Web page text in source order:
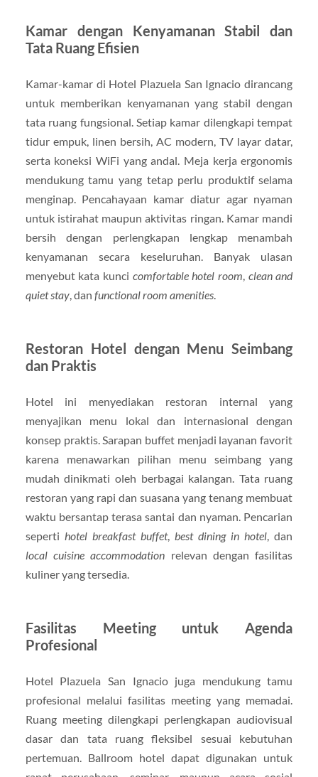
Kamar dengan Kenyamanan Stabil dan
Tata Ruang Efisien
Kamar-kamar di Hotel Plazuela San Ignacio dirancang
untuk memberikan kenyamanan yang stabil dengan
tata ruang fungsional. Setiap kamar dilengkapi tempat
tidur empuk, linen bersih, AC modern, TV layar datar,
serta koneksi WiFi yang andal. Meja kerja ergonomis
mendukung tamu yang tetap perlu produktif selama
menginap. Pencahayaan kamar diatur agar nyaman
untuk istirahat maupun aktivitas ringan. Kamar mandi
bersih dengan perlengkapan lengkap menambah
kenyamanan secara keseluruhan. Banyak ulasan
menyebut kata kunci comfortable hotel room, clean and
quiet stay, dan functional room amenities.
Restoran Hotel dengan Menu Seimbang
dan Praktis
Hotel ini menyediakan restoran internal yang
menyajikan menu lokal dan internasional dengan
konsep praktis. Sarapan buffet menjadi layanan favorit
karena menawarkan pilihan menu seimbang yang
mudah dinikmati oleh berbagai kalangan. Tata ruang
restoran yang rapi dan suasana yang tenang membuat
waktu bersantap terasa santai dan nyaman. Pencarian
seperti hotel breakfast buffet,best dining in hotel, dan
local cuisine accommodation relevan dengan fasilitas
kuliner yang tersedia.
Fasilitas Meeting untuk Agenda
Profesional
Hotel Plazuela San Ignacio juga mendukung tamu
profesional melalui fasilitas meeting yang memadai.
Ruang meeting dilengkapi perlengkapan audiovisual
dasar dan tata ruang fleksibel sesuai kebutuhan
pertemuan. Ballroom hotel dapat digunakan untuk